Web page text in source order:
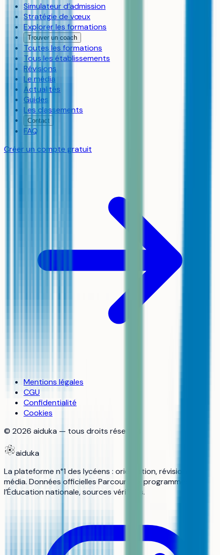
Simulateur d’admission
Stratégie de vœux
Explorer les formations
Trouver un coach
Toutes les formations
Tous les établissements
Révisions
Le média
Actualités
Guides
Les classements
Contact
FAQ
Créer un compte gratuit
Mentions légales
CGU
Confidentialité
Cookies
© 2026 aiduka — tous droits réservés
aiduka
La plateforme n°1 des lycéens : orientation, révisions,
média. Données officielles Parcoursup, programmes de
l’Éducation nationale, sources vérifiées.